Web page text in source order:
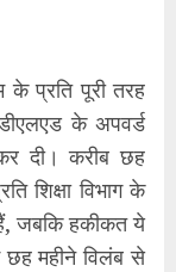
के प्रति पूरी तरह
डीएलएड के अपवर्ड
दी। करीब छह
शिक्षा विभाग के
जबकि हकीकत ये
छह महीने विलंब से